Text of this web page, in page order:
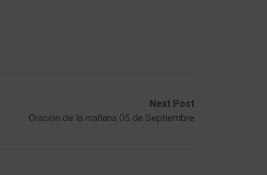
Next Post
Oración de la mañana 05 de Septiembre